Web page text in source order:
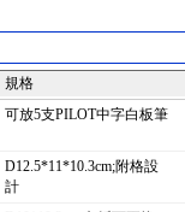
規格
可放5支PILOT中字白板筆
D12.5*11*10.3cm;附格設
計